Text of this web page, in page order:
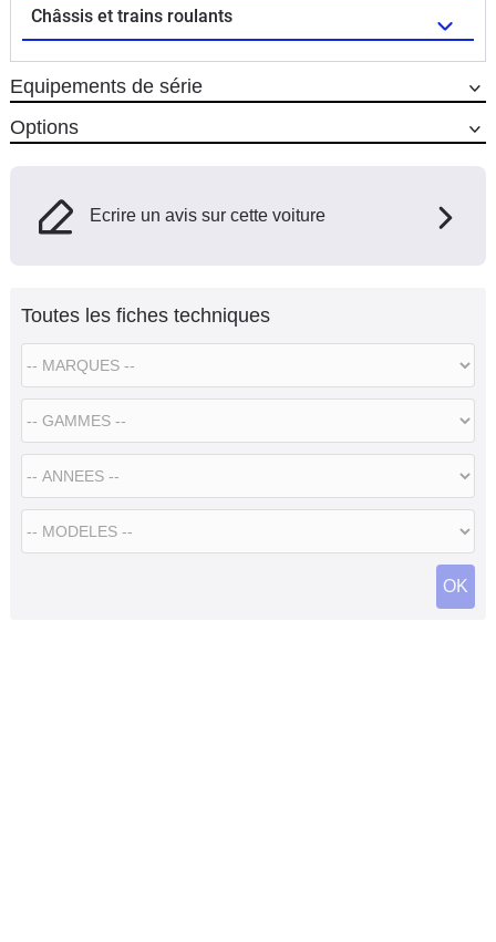
Châssis et trains roulants
Equipements de série
Options
Ecrire un avis sur cette voiture
Toutes les fiches techniques